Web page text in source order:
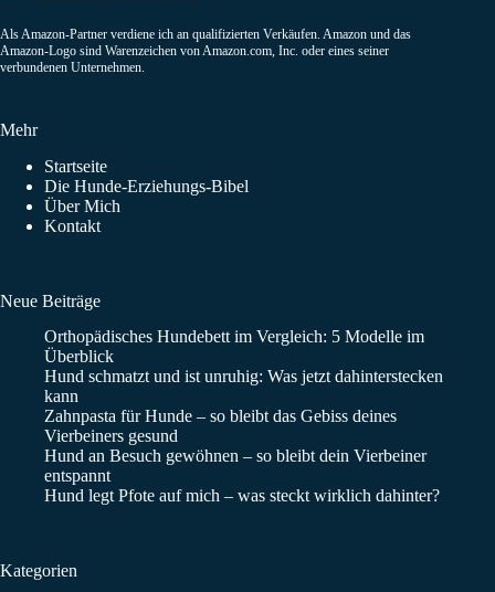
Als Amazon-Partner verdiene ich an qualifizierten Verkäufen. Amazon und das
Amazon-Logo sind Warenzeichen von Amazon.com, Inc. oder eines seiner
verbundenen Unternehmen.
Mehr
Startseite
Die Hunde-Erziehungs-Bibel
Über Mich
Kontakt
Neue Beiträge
Orthopädisches Hundebett im Vergleich: 5 Modelle im
Überblick
Hund schmatzt und ist unruhig: Was jetzt dahinterstecken
kann
Zahnpasta für Hunde – so bleibt das Gebiss deines
Vierbeiners gesund
Hund an Besuch gewöhnen – so bleibt dein Vierbeiner
entspannt
Hund legt Pfote auf mich – was steckt wirklich dahinter?
Kategorien